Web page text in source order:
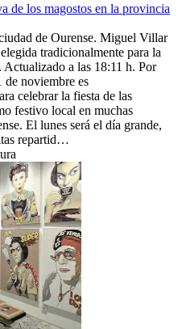
de los magostos en la provincia
de Ourense. Miguel Villar
tradicionalmente para la
Actualizado a las 18:11 h. Por
de noviembre es
celebrar la fiesta de las
festivo local en muchas
El lunes será el día grande,
repartid…